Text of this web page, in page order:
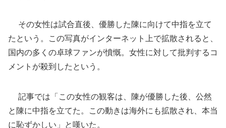
その女性は試合直後、優勝した陳に向けて中指を立て
たという。この写真がインターネット上で拡散されると、
国内の多くの卓球ファンが憤慨。女性に対して批判するコ
メントが殺到したという。
記事では「この女性の観客は、陳が優勝した後、公然
と陳に中指を立てた。この動きは海外にも拡散され、本当
に恥ずかしい」と嘆いた。